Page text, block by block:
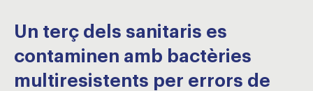
Un terç dels sanitaris es
contaminen amb bactèries
multiresistents per errors de